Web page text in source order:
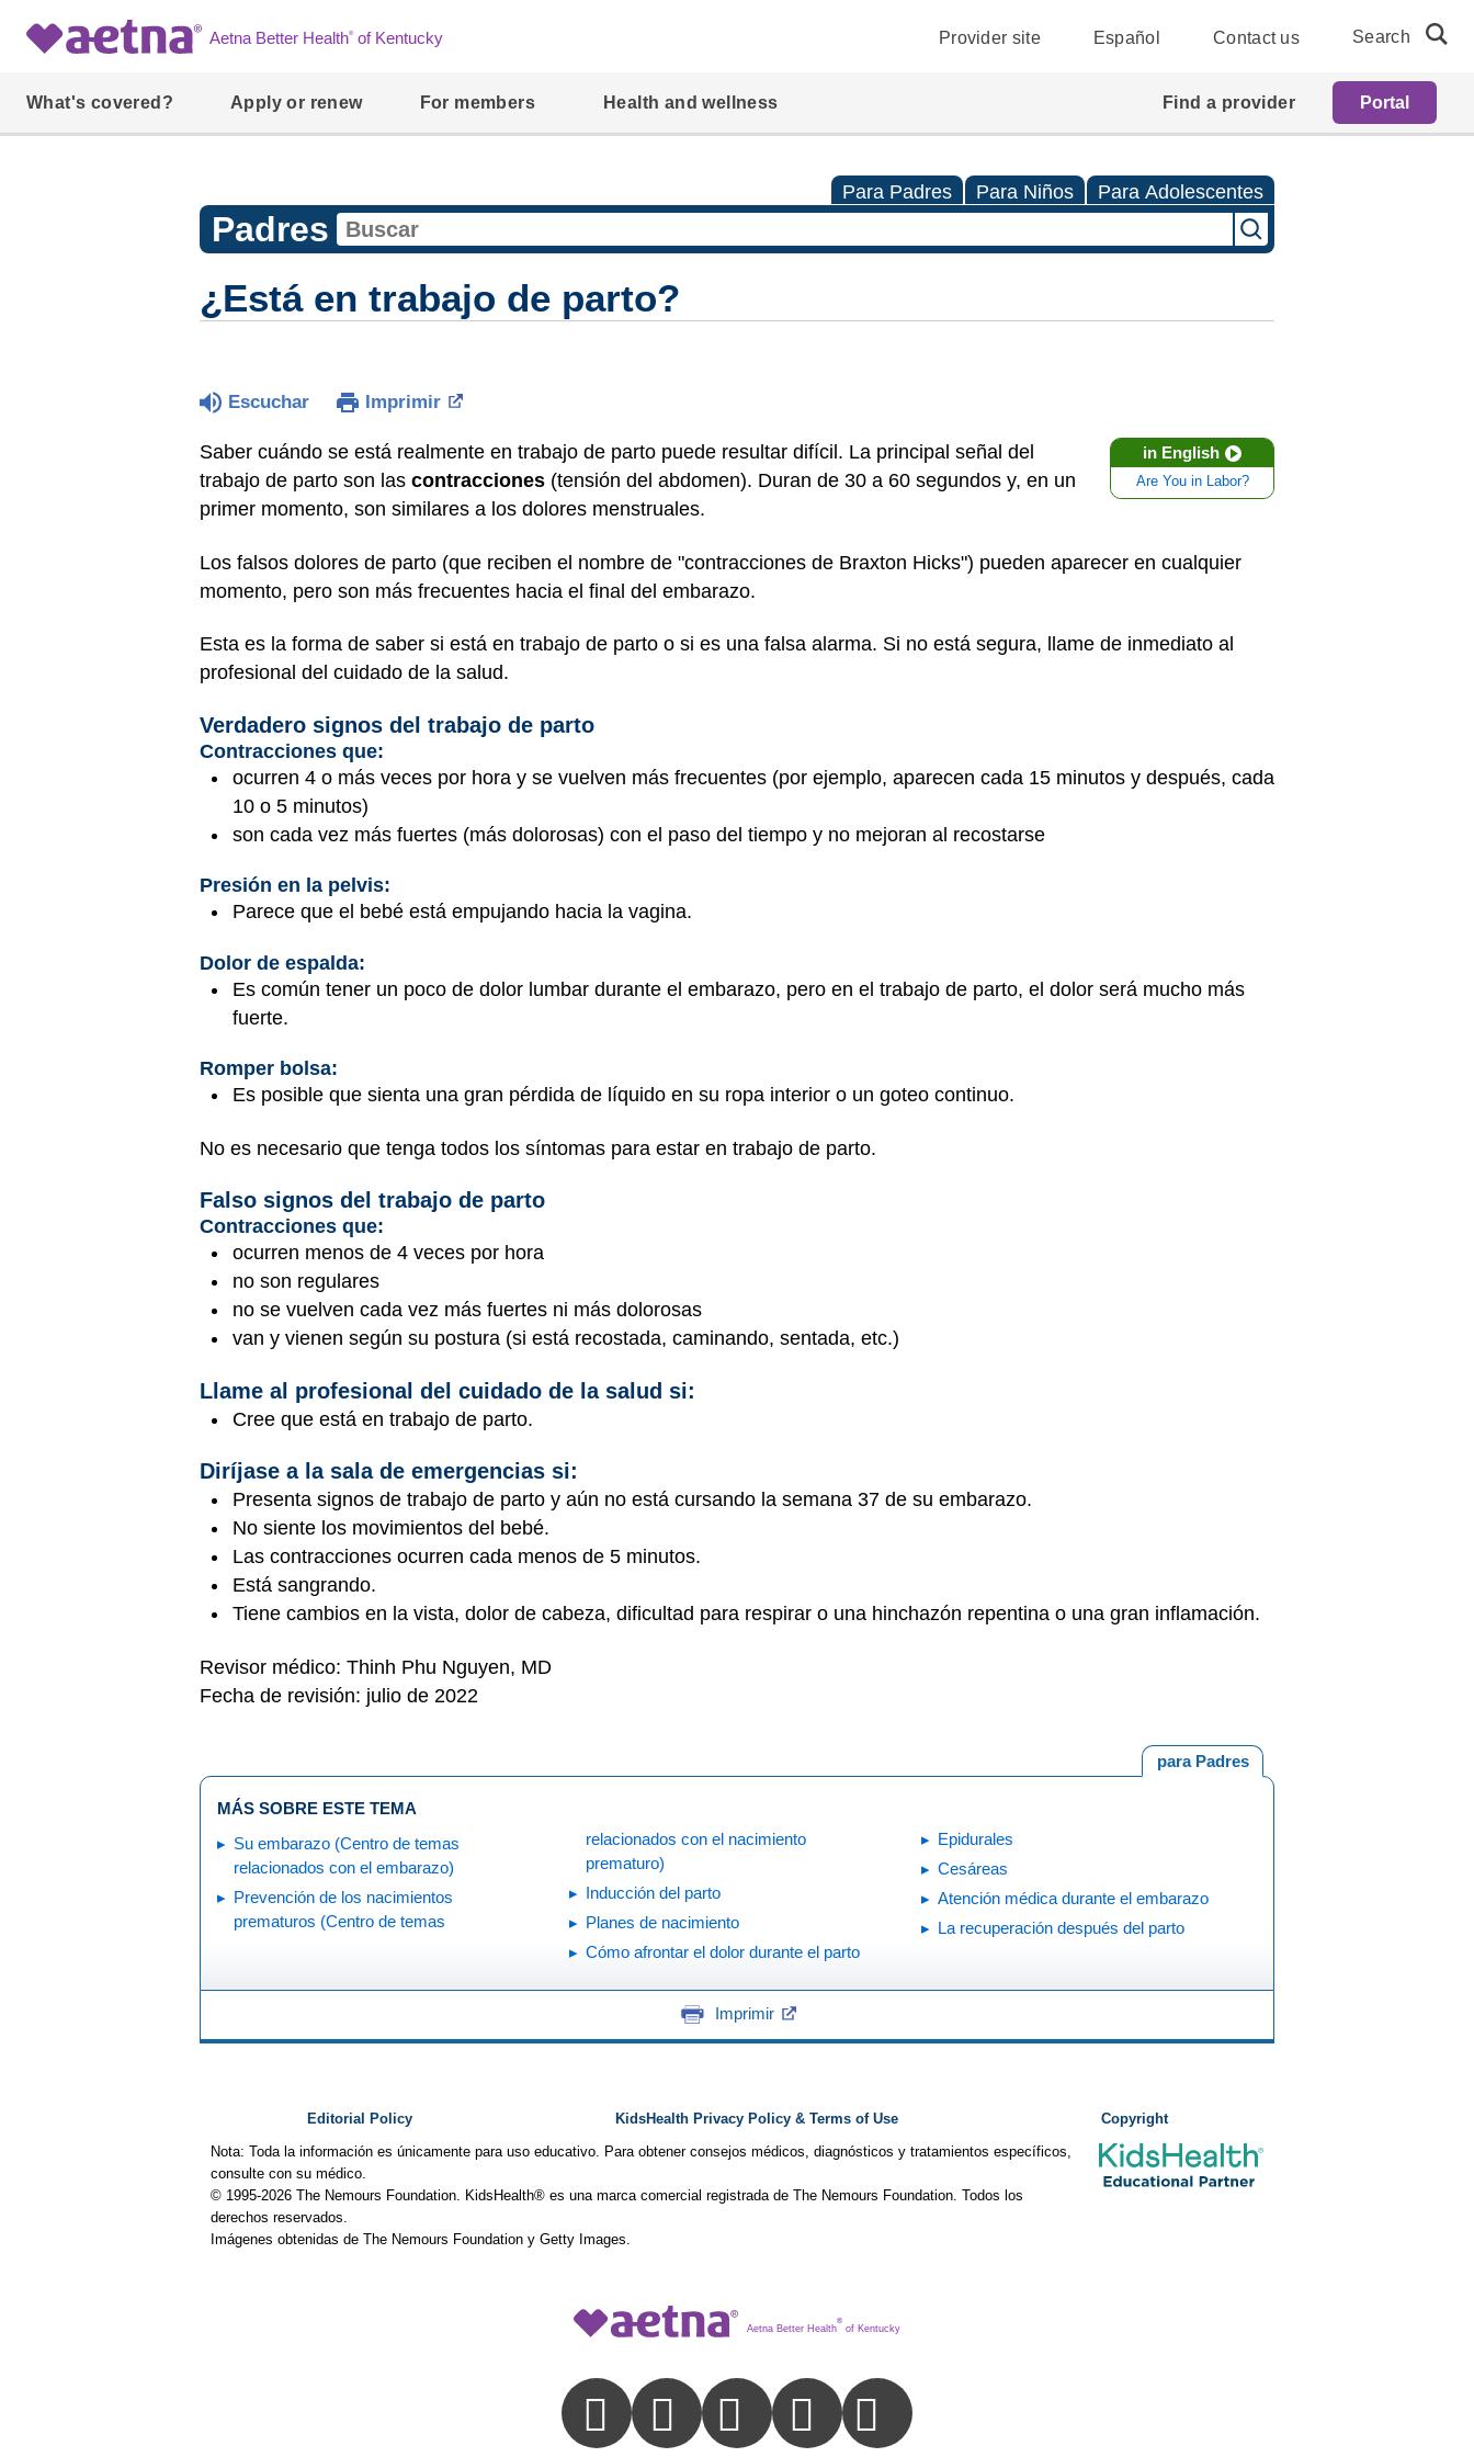
Aetna Better Health®of Kentucky Provider site Español Contact us Search
What's covered? Apply or renew For members Health and wellness Find a provider Portal
Para Padres Para Niños Para Adolescentes
Padres
¿Está en trabajo de parto?
Escuchar Imprimir
in English
Are You in Labor?
Saber cuándo se está realmente en trabajo de parto puede resultar difícil. La principal señal del
trabajo de parto son las contracciones (tensión del abdomen). Duran de 30 a 60 segundos y, en un
primer momento, son similares a los dolores menstruales.
Los falsos dolores de parto (que reciben el nombre de "contracciones de Braxton Hicks") pueden aparecer en cualquier
momento, pero son más frecuentes hacia el final del embarazo.
Esta es la forma de saber si está en trabajo de parto o si es una falsa alarma. Si no está segura, llame de inmediato al
profesional del cuidado de la salud.
Verdadero signos del trabajo de parto
Contracciones que:
ocurren 4 o más veces por hora y se vuelven más frecuentes (por ejemplo, aparecen cada 15 minutos y después, cada
10 o 5 minutos)
son cada vez más fuertes (más dolorosas) con el paso del tiempo y no mejoran al recostarse
Presión en la pelvis:
Parece que el bebé está empujando hacia la vagina.
Dolor de espalda:
Es común tener un poco de dolor lumbar durante el embarazo, pero en el trabajo de parto, el dolor será mucho más
fuerte.
Romper bolsa:
Es posible que sienta una gran pérdida de líquido en su ropa interior o un goteo continuo.
No es necesario que tenga todos los síntomas para estar en trabajo de parto.
Falso signos del trabajo de parto
Contracciones que:
ocurren menos de 4 veces por hora
no son regulares
no se vuelven cada vez más fuertes ni más dolorosas
van y vienen según su postura (si está recostada, caminando, sentada, etc.)
Llame al profesional del cuidado de la salud si:
Cree que está en trabajo de parto.
Diríjase a la sala de emergencias si:
Presenta signos de trabajo de parto y aún no está cursando la semana 37 de su embarazo.
No siente los movimientos del bebé.
Las contracciones ocurren cada menos de 5 minutos.
Está sangrando.
Tiene cambios en la vista, dolor de cabeza, dificultad para respirar o una hinchazón repentina o una gran inflamación.
Revisor médico: Thinh Phu Nguyen, MD
Fecha de revisión: julio de 2022
para Padres
MÁS SOBRE ESTE TEMA
Su embarazo (Centro de temas
relacionados con el embarazo)
Prevención de los nacimientos
prematuros (Centro de temas
relacionados con el nacimiento
prematuro)
Inducción del parto
Planes de nacimiento
Cómo afrontar el dolor durante el parto
Epidurales
Cesáreas
Atención médica durante el embarazo
La recuperación después del parto
Imprimir
Editorial Policy KidsHealth Privacy Policy & Terms of Use Copyright
Nota: Toda la información es únicamente para uso educativo. Para obtener consejos médicos, diagnósticos y tratamientos específicos,
consulte con su médico.
© 1995-2026 The Nemours Foundation. KidsHealth® es una marca comercial registrada de The Nemours Foundation. Todos los
derechos reservados.
Imágenes obtenidas de The Nemours Foundation y Getty Images.
Aetna Better Health
®
of Kentucky